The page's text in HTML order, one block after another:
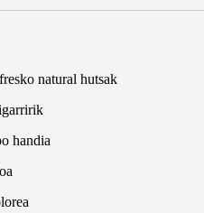
natural hutsak
handia